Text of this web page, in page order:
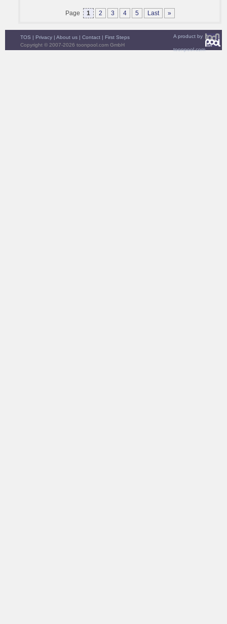
Page 1 2 3 4 5 Last »
A product by
toonpool.com
TOS | Privacy | About us | Contact | First Steps
Copyright © 2007-2026 toonpool.com GmbH